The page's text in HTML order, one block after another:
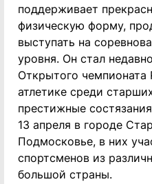
поддерживает
физическую форму,
выступать на
уровня. Он стал
Открытого
атлетике среди
престижные
13 апреля в городе
Подмосковье, в них
спортсменов из
большой страны.